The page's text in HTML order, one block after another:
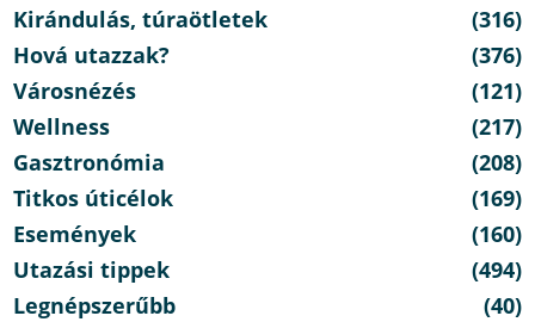
Kirándulás, túraötletek
(316)
Hová utazzak?
(376)
Városnézés
(121)
Wellness
(217)
Gasztronómia
(208)
Titkos úticélok
(169)
Események
(160)
Utazási tippek
(494)
Legnépszerűbb
(40)